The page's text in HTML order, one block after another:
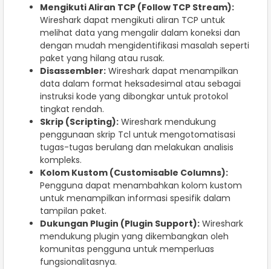
Mengikuti Aliran TCP (Follow TCP Stream):
Wireshark dapat mengikuti aliran TCP untuk
melihat data yang mengalir dalam koneksi dan
dengan mudah mengidentifikasi masalah seperti
paket yang hilang atau rusak.
Disassembler: Wireshark dapat menampilkan
data dalam format heksadesimal atau sebagai
instruksi kode yang dibongkar untuk protokol
tingkat rendah.
Skrip (Scripting): Wireshark mendukung
penggunaan skrip Tcl untuk mengotomatisasi
tugas-tugas berulang dan melakukan analisis
kompleks.
Kolom Kustom (Customisable Columns):
Pengguna dapat menambahkan kolom kustom
untuk menampilkan informasi spesifik dalam
tampilan paket.
Dukungan Plugin (Plugin Support): Wireshark
mendukung plugin yang dikembangkan oleh
komunitas pengguna untuk memperluas
fungsionalitasnya.